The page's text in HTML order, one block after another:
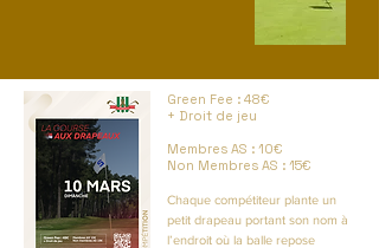
Green Fee : 48€
+ Droit de jeu
Membres AS : 10€
Non Membres AS : 15€
Chaque compétiteur plante un
petit drapeau portant son nom à
l’endroit où la balle repose